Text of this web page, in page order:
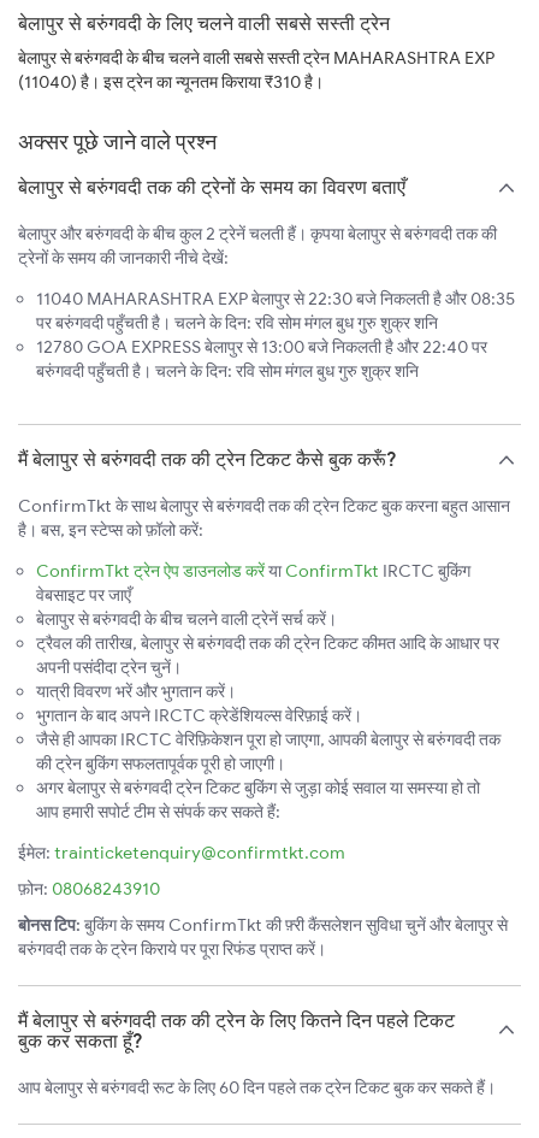
बेलापुर से बरुंगवदी के लिए चलने वाली सबसे सस्ती ट्रेन
बेलापुर से बरुंगवदी के बीच चलने वाली सबसे सस्ती ट्रेन MAHARASHTRA EXP
(11040) है। इस ट्रेन का न्यूनतम किराया ₹310 है।
अक्सर पूछे जाने वाले प्रश्न
बेलापुर से बरुंगवदी तक की ट्रेनों के समय का विवरण बताएँ
बेलापुर और बरुंगवदी के बीच कुल 2 ट्रेनें चलती हैं। कृपया बेलापुर से बरुंगवदी तक की
ट्रेनों के समय की जानकारी नीचे देखें:
11040 MAHARASHTRA EXP बेलापुर से 22:30 बजे निकलती है और 08:35
पर बरुंगवदी पहुँचती है। चलने के दिन: रवि सोम मंगल बुध गुरु शुक्र शनि
12780 GOA EXPRESS बेलापुर से 13:00 बजे निकलती है और 22:40 पर
बरुंगवदी पहुँचती है। चलने के दिन: रवि सोम मंगल बुध गुरु शुक्र शनि
मैं बेलापुर से बरुंगवदी तक की ट्रेन टिकट कैसे बुक करूँ?
ConfirmTkt के साथ बेलापुर से बरुंगवदी तक की ट्रेन टिकट बुक करना बहुत आसान
है। बस, इन स्टेप्स को फ़ॉलो करें:
ConfirmTkt ट्रेन ऐप डाउनलोड करेंयाConfirmTkt IRCTC बुकिंग
वेबसाइट पर जाएँ
बेलापुर से बरुंगवदी के बीच चलने वाली ट्रेनें सर्च करें।
ट्रैवल की तारीख, बेलापुर से बरुंगवदी तक की ट्रेन टिकट कीमत आदि के आधार पर
अपनी पसंदीदा ट्रेन चुनें।
यात्री विवरण भरें और भुगतान करें।
भुगतान के बाद अपने IRCTC क्रेडेंशियल्स वेरिफ़ाई करें।
जैसे ही आपका IRCTC वेरिफ़िकेशन पूरा हो जाएगा, आपकी बेलापुर से बरुंगवदी तक
की ट्रेन बुकिंग सफलतापूर्वक पूरी हो जाएगी।
अगर बेलापुर से बरुंगवदी ट्रेन टिकट बुकिंग से जुड़ा कोई सवाल या समस्या हो तो
आप हमारी सपोर्ट टीम से संपर्क कर सकते हैं:
ईमेल: trainticketenquiry@confirmtkt.com
फ़ोन: 08068243910
बोनस टिप: बुकिंग के समय ConfirmTkt की फ़्री कैंसलेशन सुविधा चुनें और बेलापुर से
बरुंगवदी तक के ट्रेन किराये पर पूरा रिफंड प्राप्त करें।
मैं बेलापुर से बरुंगवदी तक की ट्रेन के लिए कितने दिन पहले टिकट
बुक कर सकता हूँ?
आप बेलापुर से बरुंगवदी रूट के लिए 60 दिन पहले तक ट्रेन टिकट बुक कर सकते हैं।